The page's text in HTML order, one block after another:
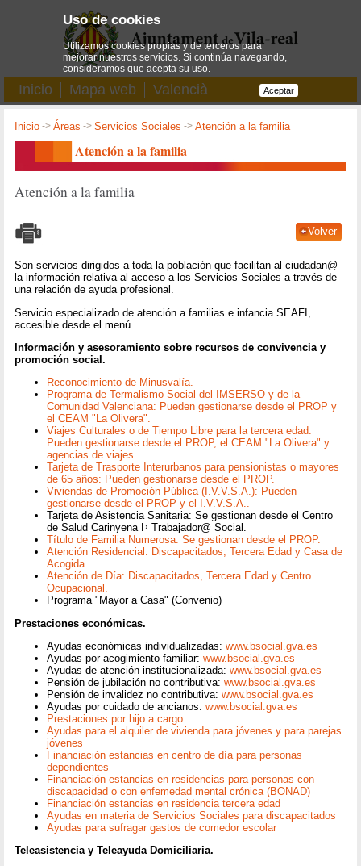
Inicio Mapa web Valencià
Inicio ->Áreas ->Servicios Sociales ->Atención a la familia
Atención a la familia
Atención a la familia
Volver
Son servicios dirigidos a toda la población que facilitan al ciudadan@
la información relativa al acceso a los Servicios Sociales a través de
una relación de ayuda profesional.
Servicio especializado de atención a familias e infancia SEAFI,
accesible desde el menú.
Información y asesoramiento sobre recursos de convivencia y
promoción social.
Reconocimiento de Minusvalía.
Programa de Termalismo Social del IMSERSO y de la
Comunidad Valenciana: Pueden gestionarse desde el PROP y
el CEAM "La Olivera".
Viajes Culturales o de Tiempo Libre para la tercera edad:
Pueden gestionarse desde el PROP, el CEAM "La Olivera" y
agencias de viajes.
Tarjeta de Trasporte Interurbanos para pensionistas o mayores
de 65 años: Pueden gestionarse desde el PROP.
Viviendas de Promoción Pública (I.V.V.S.A.): Pueden
gestionarse desde el PROP y el I.V.V.S.A..
Tarjeta de Asistencia Sanitaria: Se gestionan desde el Centro
de Salud Carinyena Þ Trabajador@ Social.
Título de Familia Numerosa: Se gestionan desde el PROP.
Atención Residencial: Discapacitados, Tercera Edad y Casa de
Acogida.
Atención de Día: Discapacitados, Tercera Edad y Centro
Ocupacional.
Programa "Mayor a Casa" (Convenio)
Prestaciones económicas.
Ayudas económicas individualizadas:www.bsocial.gva.es
Ayudas por acogimiento familiar:www.bsocial.gva.es
Ayudas de atención institucionalizada:www.bsocial.gva.es
Pensión de jubilación no contributiva:www.bsocial.gva.es
Pensión de invalidez no contributiva:www.bsocial.gva.es
Ayudas por cuidado de ancianos:www.bsocial.gva.es
Prestaciones por hijo a cargo
Ayudas para el alquiler de vivienda para jóvenes y para parejas
jóvenes
Financiación estancias en centro de día para personas
dependientes
Financiación estancias en residencias para personas con
discapacidad o con enfemedad mental crónica (BONAD)
Financiación estancias en residencia tercera edad
Ayudas en materia de Servicios Sociales para discapacitados
Ayudas para sufragar gastos de comedor escolar
Teleasistencia y Teleayuda Domiciliaria.
Uso de cookies
Utilizamos cookies propias y de terceros para
mejorar nuestros servicios. Si continúa navegando,
consideramos que acepta su uso.
Aceptar